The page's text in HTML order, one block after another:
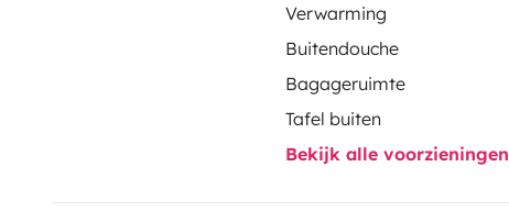
Verwarming
Buitendouche
Bagageruimte
Tafel buiten
Bekijk alle voorzieningen